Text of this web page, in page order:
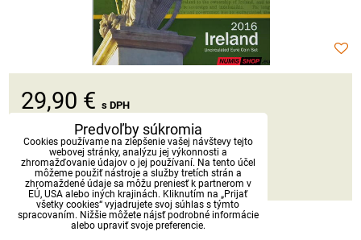
29,90 € s DPH
Dostupnosť:Skladom
ks DO KOŠÍKA
Predvoľby súkromia
Cookies používame na zlepšenie vašej návštevy tejto
webovej stránky, analýzu jej výkonnosti a
zhromažďovanie údajov o jej používaní. Na tento účel
môžeme použiť nástroje a služby tretích strán a
zhromaždené údaje sa môžu preniesť k partnerom v
EÚ, USA alebo iných krajinách. Kliknutím na „Prijať
všetky cookies“ vyjadrujete svoj súhlas s týmto
spracovaním. Nižšie môžete nájsť podrobné informácie
alebo upraviť svoje preferencie.